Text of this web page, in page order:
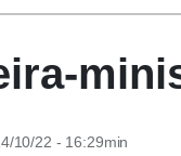
10/22 - 16:29min